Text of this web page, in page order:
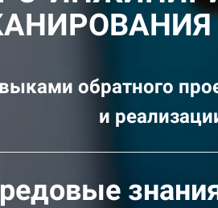
обратного
и